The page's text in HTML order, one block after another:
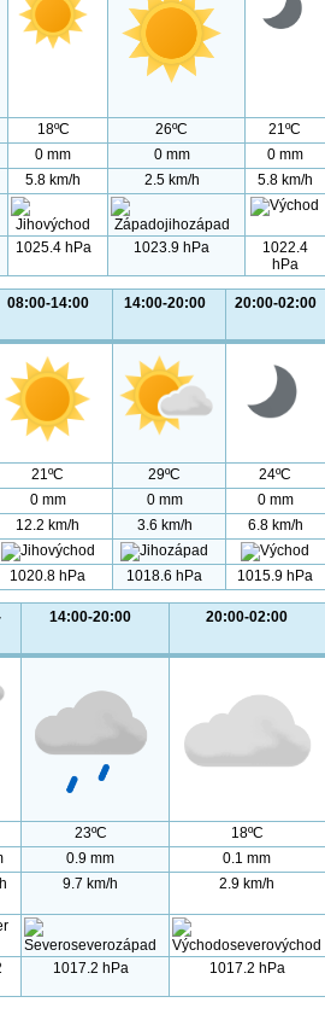
18ºC 26ºC
21ºC
0 mm 0 mm
0 mm
5.8 km/h 2.5 km/h
5.8 km/h
1025.4 hPa 1023.9 hPa
1022.4
hPa
08:00-14:00 14:00-20:00 20:00-02:00
21ºC 29ºC
24ºC
0 mm 0 mm
0 mm
12.2 km/h 3.6 km/h
6.8 km/h
1020.8 hPa 1018.6 hPa 1015.9 hPa
14:00-20:00 20:00-02:00
23ºC
18ºC
0.9 mm
0.1 mm
9.7 km/h 2.9 km/h
1017.2 hPa 1017.2 hPa